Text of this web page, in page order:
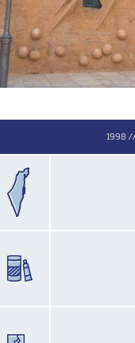
1998